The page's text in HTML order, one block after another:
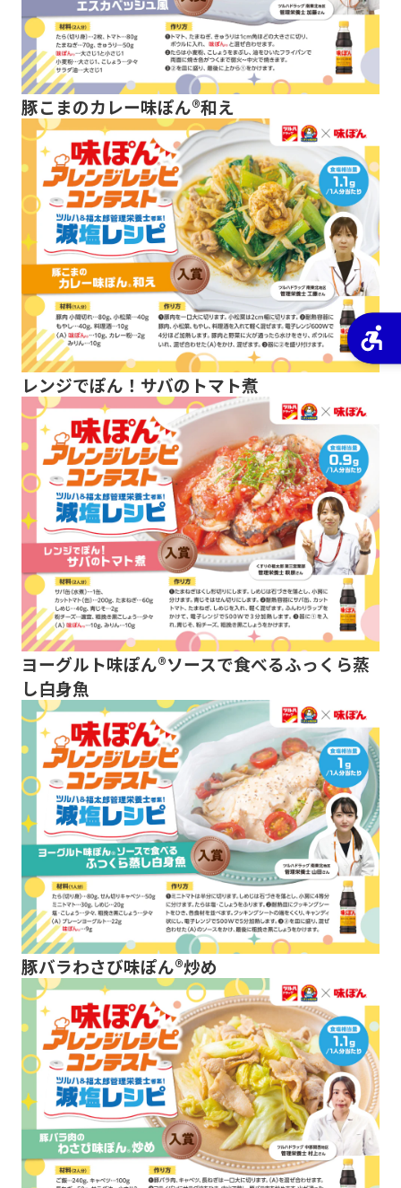
豚こまのカレー味ぽん®和え
レンジでぽん！サバのトマト煮
ヨーグルト味ぽん®ソースで食べるふっくら蒸
し白身魚
豚バラわさび味ぽん®炒め